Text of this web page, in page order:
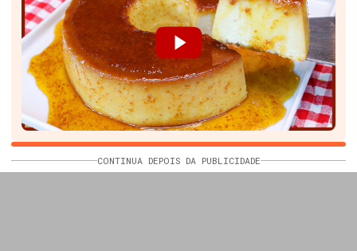
CONTINUA DEPOIS DA PUBLICIDADE